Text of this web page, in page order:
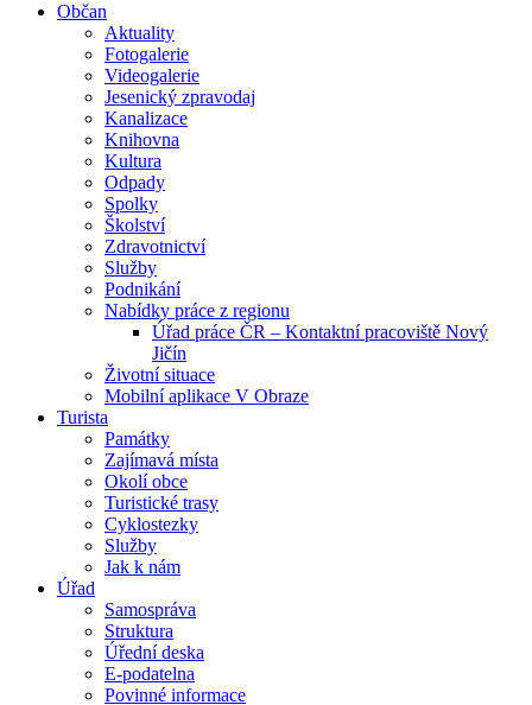
Občan
Aktuality
Fotogalerie
Videogalerie
Jesenický zpravodaj
Kanalizace
Knihovna
Kultura
Odpady
Spolky
Školství
Zdravotnictví
Služby
Podnikání
Nabídky práce z regionu
Úřad práce ČR – Kontaktní pracoviště Nový
Jičín
Životní situace
Mobilní aplikace V Obraze
Turista
Památky
Zajímavá místa
Okolí obce
Turistické trasy
Cyklostezky
Služby
Jak k nám
Úřad
Samospráva
Struktura
Úřední deska
E-podatelna
Povinné informace